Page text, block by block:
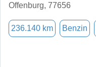
Offenburg, 77656
236.140 km Benzin